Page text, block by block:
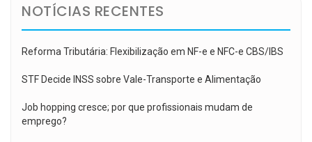
NOTÍCIAS RECENTES
Reforma Tributária: Flexibilização em NF-e e NFC-e CBS/IBS
STF Decide INSS sobre Vale-Transporte e Alimentação
Job hopping cresce; por que profissionais mudam de
emprego?